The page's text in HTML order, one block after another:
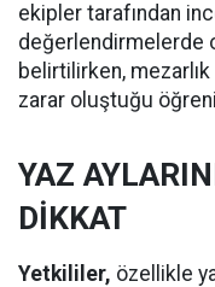
ekipler tarafından
değerlendirmelerde
belirtilirken,
zarar oluştuğu
YAZ
DİKKAT
Yetkililer, özellikle